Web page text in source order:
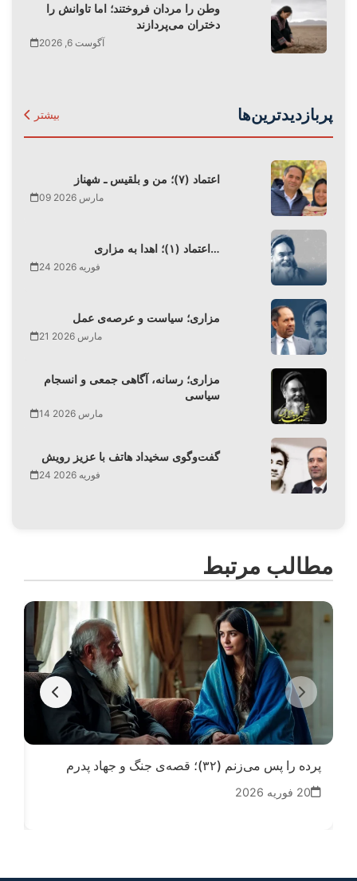
وطن را مردان فروختند؛ اما تاوانش را
دختران می‌پردازند
آگوست 6, 2026
پربازدیدترین‌ها بیشتر
اعتماد (۷)؛ من و بلقیس ـ شهناز
09 مارس 2026
اعتماد (۱)؛ اهدا به مزاری…
24 فوریه 2026
مزاری؛ سیاست و عرصه‌ی عمل
21 مارس 2026
مزاری؛ رسانه، آگاهی جمعی و انسجام
سیاسی
14 مارس 2026
گفت‌وگوی سخیداد هاتف با عزیز رویش
24 فوریه 2026
مطالب مرتبط
پرده را پس می‌زنم (۳۲)؛ قصه‌ی جنگ و جهاد پدرم
20 فوریه 2026